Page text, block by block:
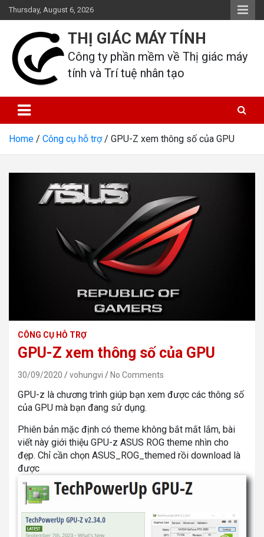
Skip
to
content
Thursday, August 6, 2026
THỊ GIÁC MÁY TÍNH
Công ty phần mềm về Thị giác máy
tính và Trí tuệ nhân tạo
Home Công cụ hỗ trợ GPU-Z xem thông số của GPU
CÔNG CỤ HỖ TRỢ
GPU-Z xem thông số của GPU
30/09/2020 vohungvi No Comments
GPU-z là chương trình giúp bạn xem được các thông số
của GPU mà bạn đang sử dụng.
Phiên bản mặc định có theme không bắt mắt lắm, bài
viết này giới thiệu GPU-z ASUS ROG theme nhìn cho
đẹp. Chỉ cần chọn ASUS_ROG_themed rồi download là
được